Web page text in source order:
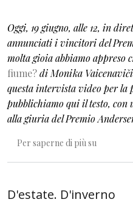
Oggi, 19 giugno, alle 12, in
annunciati i vincitori del
molta gioia abbiamo appreso
fiume?di Monika
questa intervista video per la
pubblichiamo qui il testo, con
alla giuria del Premio
Per saperne di più su
D'estate. D'inverno